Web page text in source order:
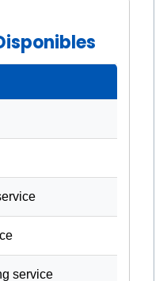
service